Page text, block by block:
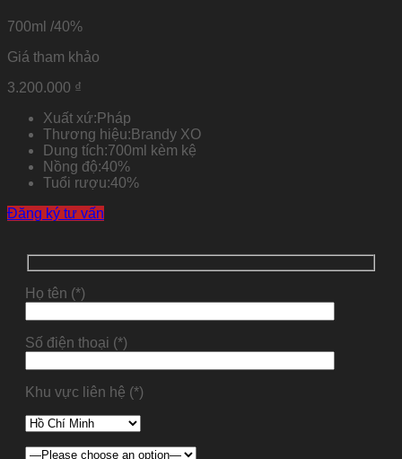
700ml /40%
Giá tham khảo
3.200.000 ₫
Xuất xứ: Pháp
Thương hiệu: Brandy XO
Dung tích:700ml kèm kệ
Nồng độ:40%
Tuổi rượu:40%
Đăng ký tư vấn
Họ tên (*)
Số điện thoại (*)
Khu vực liên hệ (*)